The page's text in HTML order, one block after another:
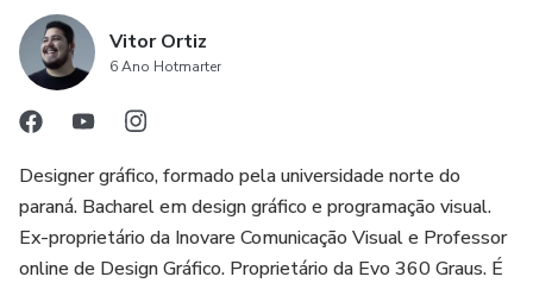
Vitor Ortiz
6 Ano Hotmarter
Designer gráfico, formado pela universidade norte do
paraná. Bacharel em design gráfico e programação visual.
Ex-proprietário da Inovare Comunicação Visual e Professor
online de Design Gráfico. Proprietário da Evo 360 Graus. É